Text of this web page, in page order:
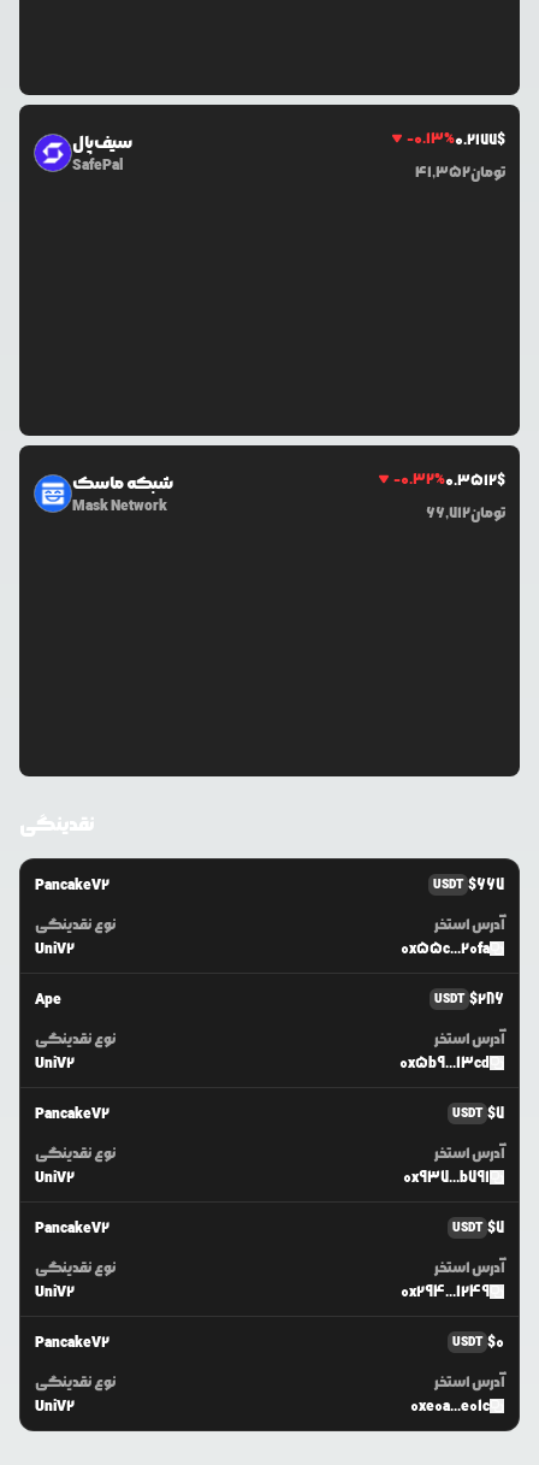
سیف‌پال
SafePal
-0.13%0.2177$
41,352تومان
شبکه ماسک
Mask Network
-0.32%0.3512$
66,712تومان
نقدینگی
PancakeV2 USDT $667
نوع نقدینگی
UniV2
آدرس استخر
0x55c...20fa
Ape USDT $286
نوع نقدینگی
UniV2
آدرس استخر
0x5b9...13cd
PancakeV2 USDT $7
نوع نقدینگی
UniV2
آدرس استخر
0x937...b791
PancakeV2 USDT $7
نوع نقدینگی
UniV2
آدرس استخر
0x294...1249
PancakeV2 USDT $0
نوع نقدینگی
UniV2
آدرس استخر
0xe0a...e01c